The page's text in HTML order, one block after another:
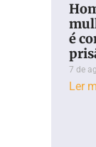
é
7 de
Ler